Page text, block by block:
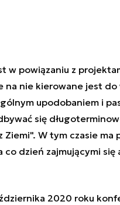
w powiązaniu z
na nie kierowane jest
upodobaniem i
się
Ziemi". W tym czasie
co dzień zajmującymi
2020 roku